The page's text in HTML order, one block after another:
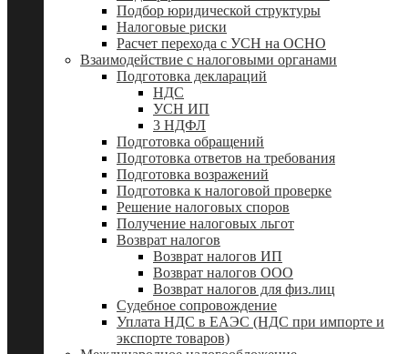
Подбор юридической структуры
Налоговые риски
Расчет перехода с УСН на ОСНО
Взаимодействие с налоговыми органами
Подготовка деклараций
НДС
УСН ИП
3 НДФЛ
Подготовка обращений
Подготовка ответов на требования
Подготовка возражений
Подготовка к налоговой проверке
Решение налоговых споров
Получение налоговых льгот
Возврат налогов
Возврат налогов ИП
Возврат налогов ООО
Возврат налогов для физ.лиц
Судебное сопровождение
Уплата НДС в ЕАЭС (НДС при импорте и
экспорте товаров)